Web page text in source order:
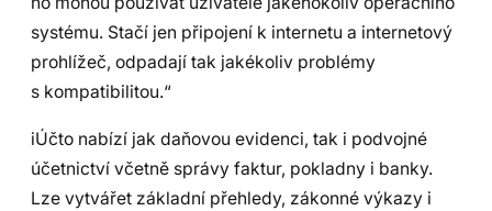
systému. Stačí jen připojení k internetu a internetový
prohlížeč, odpadají tak jakékoliv problémy
s kompatibilitou.“
iÚčto nabízí jak daňovou evidenci, tak i podvojné
účetnictví včetně správy faktur, pokladny i banky.
Lze vytvářet základní přehledy, zákonné výkazy i